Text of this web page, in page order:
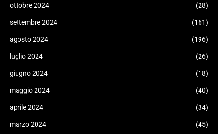
ottobre 2024 (28)
settembre 2024 (161)
agosto 2024 (196)
luglio 2024 (26)
giugno 2024 (18)
maggio 2024 (40)
aprile 2024 (34)
marzo 2024 (45)